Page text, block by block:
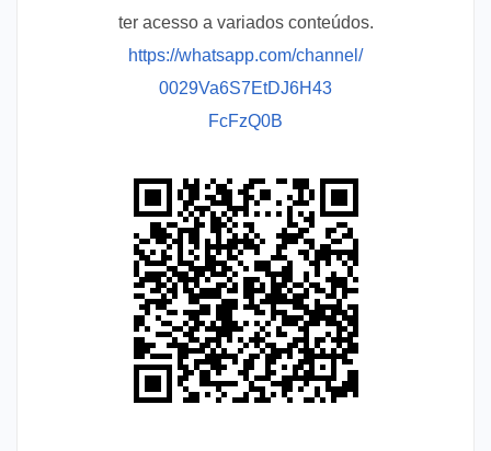
ter acesso a variados conteúdos.
https://whatsapp.com/channel/
0029Va6S7EtDJ6H43
FcFzQ0B